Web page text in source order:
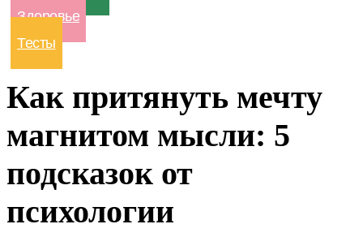
Здоровье
Тесты
Как притянуть мечту
магнитом мысли: 5
подсказок от
психологии